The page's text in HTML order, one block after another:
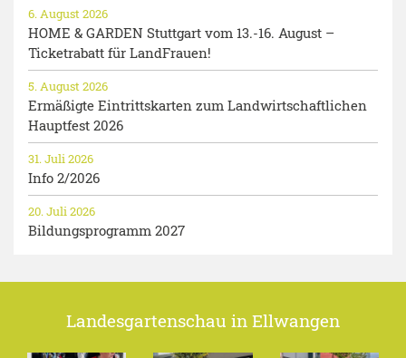
HOME & GARDEN Stuttgart vom 13.-16. August –
Ticketrabatt für LandFrauen!
6. August 2026
Ermäßigte Eintrittskarten zum Landwirtschaftlichen
Hauptfest 2026
5. August 2026
Info 2/2026
31. Juli 2026
Bildungsprogramm 2027
20. Juli 2026
Landesgartenschau in Ellwangen